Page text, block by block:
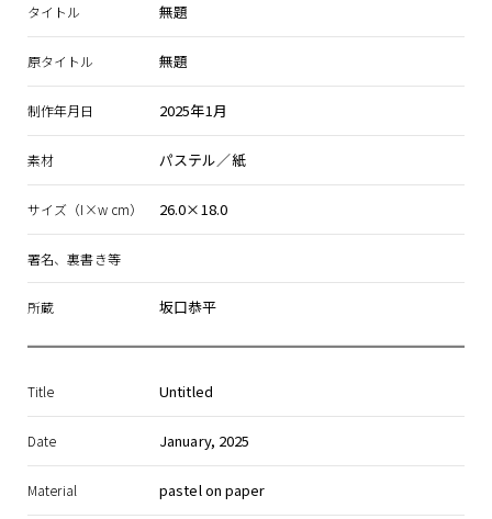
タイトル 無題
原タイトル 無題
制作年月日 2025年1月
素材 パステル／紙
サイズ（I×w cm） 26.0×18.0
署名、裏書き等
所蔵 坂口恭平
Title Untitled
Date January, 2025
Material pastel on paper